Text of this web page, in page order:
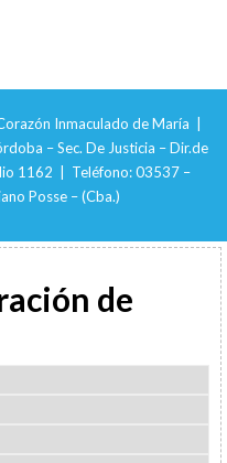
Inmaculado de María |
– Sec. De Justicia – Dir.de
1162 | Teléfono: 03537 –
Posse – (Cba.)
de